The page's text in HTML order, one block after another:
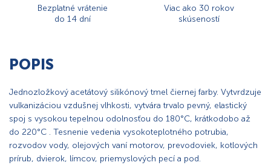
Bezplatné vrátenie
do 14 dní
Viac ako 30 rokov
skúseností
POPIS
Jednozložkový acetátový silikónový tmel čiernej farby. Vytvrdzuje
vulkanizáciou vzdušnej vlhkosti, vytvára trvalo pevný, elastický
spoj s vysokou tepelnou odolnosťou do 180°C, krátkodobo až
do 220°C . Tesnenie vedenia vysokoteplotného potrubia,
rozvodov vody, olejových vaní motorov, prevodoviek, kotlových
prírub, dvierok, límcov, priemyslových pecí a pod.